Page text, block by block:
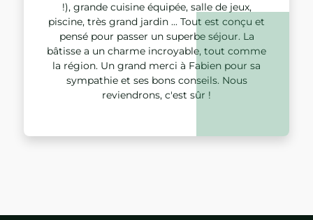
!), grande cuisine équipée, salle de jeux,
piscine, très grand jardin ... Tout est conçu et
pensé pour passer un superbe séjour. La
bâtisse a un charme incroyable, tout comme
la région. Un grand merci à Fabien pour sa
sympathie et ses bons conseils. Nous
reviendrons, c'est sûr !